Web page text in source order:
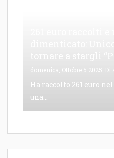
domenica, Ottobre 5 2025 Di
Ha raccolto 261 euro
una...